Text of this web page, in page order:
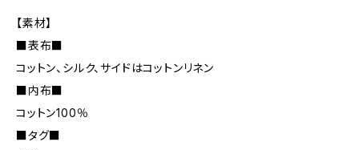
【素材】
■表布■
コットン、シルク、サイドはコットンリネン
■内布■
コットン100％
■タグ■